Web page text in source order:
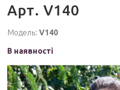
Арт. V140
Модель: V140
В наявності